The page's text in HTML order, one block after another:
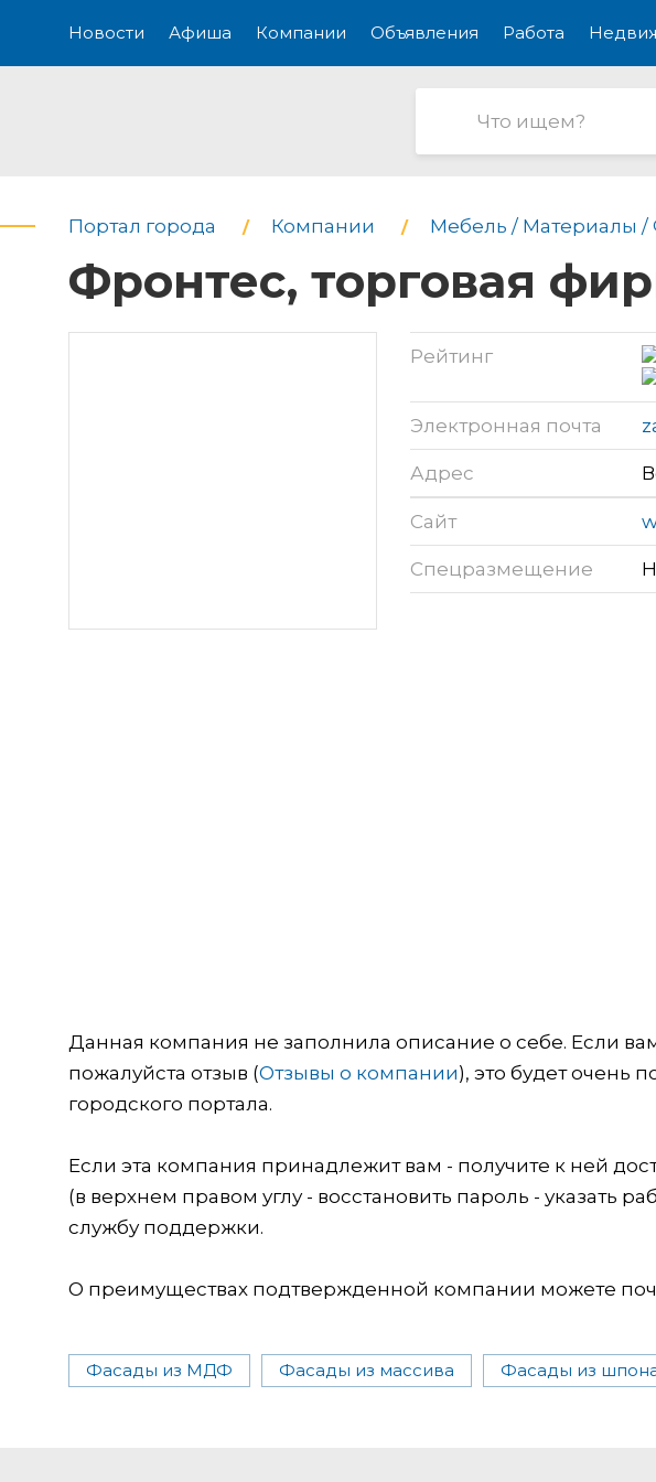
Новости Афиша Компании Объявления Работа
Портал города Компании Мебель / Материалы /
Фронтес, торговая
Рейтинг
Электронная почта
Адрес
Сайт
Спецразмещение
Данная компания не заполнила описание о себе. Если
пожалуйста отзыв (Отзывы о компании), это будет очень
городского портала.
Если эта компания принадлежит вам - получите к ней
(в верхнем правом углу - восстановить пароль - указать
службу поддержки.
О преимуществах подтвержденной компании можете
Фасады из МДФ Фасады из массива Фасады из